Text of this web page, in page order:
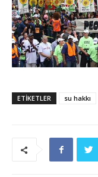
ETIKETLER su hakkı